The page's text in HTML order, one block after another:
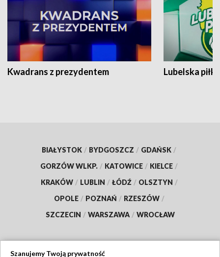
Kwadrans z prezydentem Lubelska piłka
BIAŁYSTOK / BYDGOSZCZ / GDAŃSK /
GORZÓW WLKP. / KATOWICE / KIELCE /
KRAKÓW / LUBLIN / ŁÓDŹ / OLSZTYN /
OPOLE / POZNAŃ / RZESZÓW /
SZCZECIN / WARSZAWA / WROCŁAW
Szanujemy Twoją prywatność